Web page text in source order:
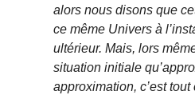
alors nous disons que
ce même Univers à
ultérieur. Mais, lors
situation initiale
approximation, c’est